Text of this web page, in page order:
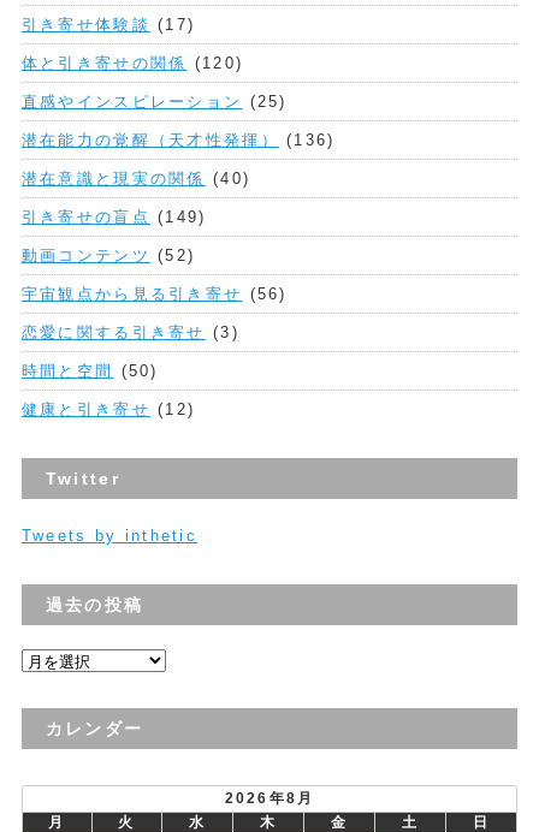
引き寄せ体験談 (17)
体と引き寄せの関係 (120)
直感やインスピレーション (25)
潜在能力の覚醒（天才性発揮） (136)
潜在意識と現実の関係 (40)
引き寄せの盲点 (149)
動画コンテンツ (52)
宇宙観点から見る引き寄せ (56)
恋愛に関する引き寄せ (3)
時間と空間 (50)
健康と引き寄せ (12)
Twitter
Tweets by inthetic
過去の投稿
過
の
カレンダー
2026年8月
月
火 水 木 金 土
日